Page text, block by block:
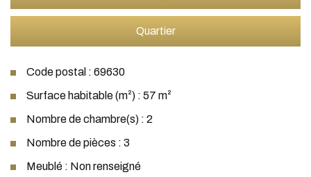
Quartier
Code postal : 69630
Surface habitable (m²) : 57 m²
Nombre de chambre(s) : 2
Nombre de pièces : 3
Meublé : Non renseigné